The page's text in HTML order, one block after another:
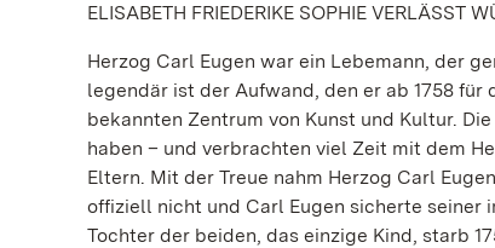
ELISABETH FRIEDERIKE SOPHIE VERLÄSST
Herzog Carl Eugen war ein Lebemann, der
legendär ist der Aufwand, den er ab 1758
bekannten Zentrum von Kunst und Kultur.
haben – und verbrachten viel Zeit mit dem
Eltern. Mit der Treue nahm Herzog Carl
offiziell nicht und Carl Eugen sicherte seiner
Tochter der beiden, das einzige Kind, starb